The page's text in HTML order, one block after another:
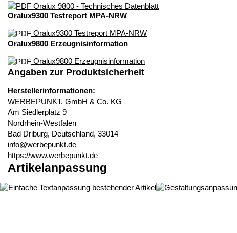
Oralux 9800 - Technisches Datenblatt
Oralux9300 Testreport MPA-NRW
Oralux9300 Testreport MPA-NRW
Oralux9800 Erzeugnisinformation
Oralux9800 Erzeugnisinformation
Angaben zur Produktsicherheit
Herstellerinformationen:
WERBEPUNKT. GmbH & Co. KG
Am Siedlerplatz 9
Nordrhein-Westfalen
Bad Driburg, Deutschland, 33014
info@werbepunkt.de
https://www.werbepunkt.de
Artikelanpassung